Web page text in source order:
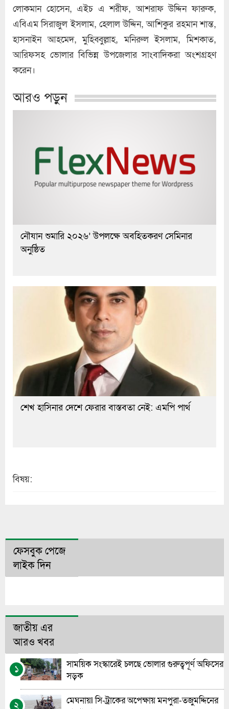
লোকমান হোসেন, এইচ এ শরীফ, আশরাফ উদ্দিন ফারুক,
এবিএম সিরাজুল ইসলাম, হেলাল উদ্দিন, আশিকুর রহমান শান্ত,
হাসনাইন আহমেদ, মুহিব্বুল্লাহ, মনিরুল ইসলাম, মিশকাত,
আরিফসহ ভোলার বিভিন্ন উপজেলার সাংবাদিকরা অংশগ্রহণ
করেন।
আরও পড়ুন
নৌযান শুমারি ২০২৬’ উপলক্ষে অবহিতকরণ সেমিনার
অনুষ্ঠিত
শেখ হাসিনার দেশে ফেরার বাস্তবতা নেই: এমপি পার্থ
বিষয়:
ফেসবুক পেজে
লাইক দিন
জাতীয় এর
আরও খবর
১
সাময়িক সংস্কারেই চলছে ভোলার গুরুত্বপূর্ণ অফিসের
সড়ক
২
মেঘনায়l সি-ট্রাকের অপেক্ষায় মনপুরা-তজুমদ্দিনের